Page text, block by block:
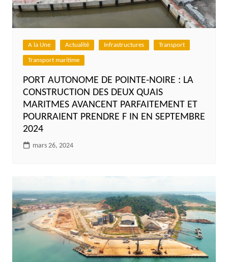
A la Une Actualité Infrastructures Transport
Transport maritime
PORT AUTONOME DE POINTE-NOIRE : LA
CONSTRUCTION DES DEUX QUAIS
MARITMES AVANCENT PARFAITEMENT ET
POURRAIENT PRENDRE F IN EN SEPTEMBRE
2024
mars 26, 2024